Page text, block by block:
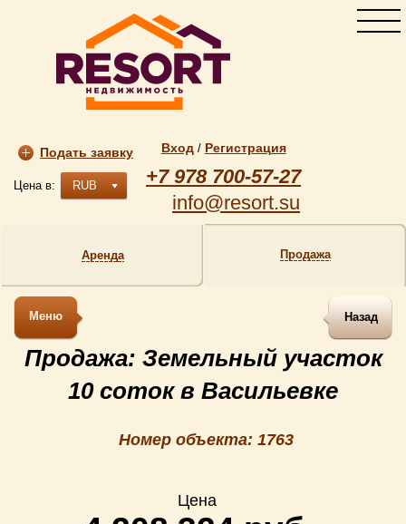
Подать заявку
Цена в: RUB
Вход/ Регистрация
+7 978 700-57-27
info@resort.su
Аренда Продажа
Меню Назад
Продажа: Земельный участок
10 соток в Васильевке
Номер объекта: 1763
Цена